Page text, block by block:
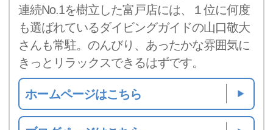
連続No.1を樹立した富戸店には、１位に何度
も選ばれているダイビングガイドの山口敬大
さんも常駐。のんびり、あったかな雰囲気に
きっとリラックスできるはずです。
ホームページはこちら